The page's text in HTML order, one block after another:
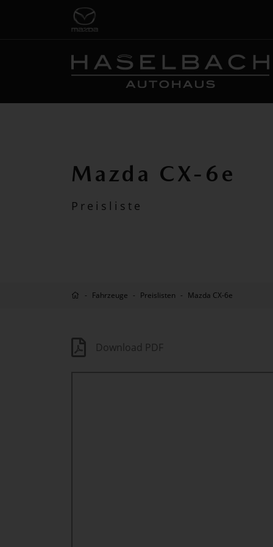
Mazda CX-6e
Preisliste
Fahrzeuge Preislisten Mazda CX-6e
Download PDF